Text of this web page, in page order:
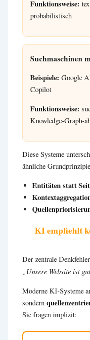
Funktionsweise:
probabilistisch
Suchmaschinen
Beispiele: Google
Copilot
Funktionsweise:
Knowledge-Graph-
Diese Systeme
ähnliche
Entitäten statt
KI empfiehlt
Der zentrale
„Unsere Website ist
Moderne KI-Systeme
sondern
Sie fragen implizit: